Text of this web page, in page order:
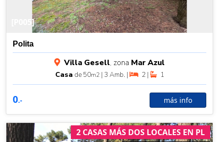
[P005]
Polita
Villa Gesell, zona Mar Azul
Casa de 50m2 | 3 Amb. | 2 | 1
0.- más info
2 CASAS MÁS DOS LOCALES EN PL